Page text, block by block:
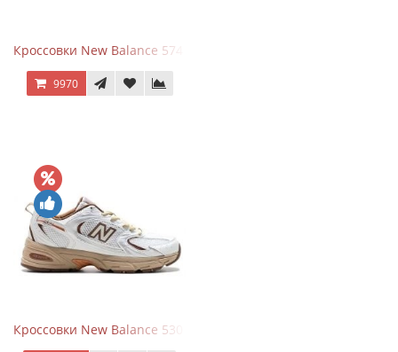
Кроссовки New Balance 574 Blue Black Red синий с красным
9970
Кроссовки New Balance 530 x Niko and... Off White